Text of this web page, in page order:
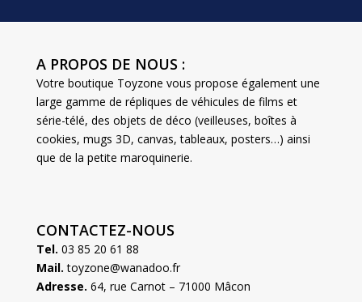
A PROPOS DE NOUS :
Votre boutique Toyzone vous propose également une
large gamme de répliques de véhicules de films et
série-télé, des objets de déco (veilleuses, boîtes à
cookies, mugs 3D, canvas, tableaux, posters…) ainsi
que de la petite maroquinerie.
CONTACTEZ-NOUS
Tel. 03 85 20 61 88
Mail. toyzone@wanadoo.fr
Adresse. 64, rue Carnot – 71000 Mâcon